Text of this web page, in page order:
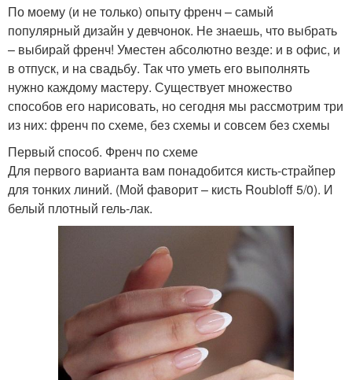
По моему (и не только) опыту френч – самый
популярный дизайн у девчонок. Не знаешь, что выбрать
– выбирай френч! Уместен абсолютно везде: и в офис, и
в отпуск, и на свадьбу. Так что уметь его выполнять
нужно каждому мастеру. Существует множество
способов его нарисовать, но сегодня мы рассмотрим три
из них: френч по схеме, без схемы и совсем без схемы
Первый способ. Френч по схеме
Для первого варианта вам понадобится кисть-страйпер
для тонких линий. (Мой фаворит – кисть Roubloff 5/0). И
белый плотный гель-лак.